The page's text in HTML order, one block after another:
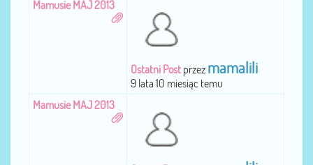
Mamusie MAJ 2013
Ostatni Post przez mamalili
9 lata 10 miesiąc temu
Mamusie MAJ 2013